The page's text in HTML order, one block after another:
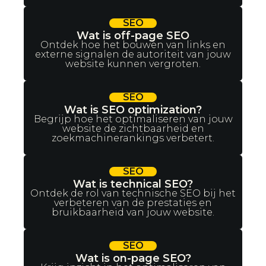
SEO
Wat is off-page SEO
Ontdek hoe het bouwen van links en
externe signalen de autoriteit van jouw
website kunnen vergroten.
SEO
Wat is SEO optimization?
Begrijp hoe het optimaliseren van jouw
website de zichtbaarheid en
zoekmachinerankings verbetert.
SEO
Wat is technical SEO?
Ontdek de rol van technische SEO bij het
verbeteren van de prestaties en
bruikbaarheid van jouw website.
SEO
Wat is on-page SEO?